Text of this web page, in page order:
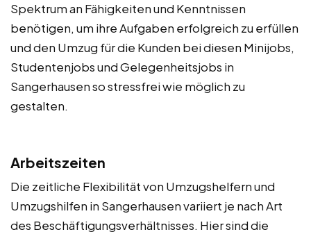
Spektrum an Fähigkeiten und Kenntnissen
benötigen, um ihre Aufgaben erfolgreich zu erfüllen
und den Umzug für die Kunden bei diesen Minijobs,
Studentenjobs und Gelegenheitsjobs in
Sangerhausen so stressfrei wie möglich zu
gestalten.
Arbeitszeiten
Die zeitliche Flexibilität von Umzugshelfern und
Umzugshilfen in Sangerhausen variiert je nach Art
des Beschäftigungsverhältnisses. Hier sind die